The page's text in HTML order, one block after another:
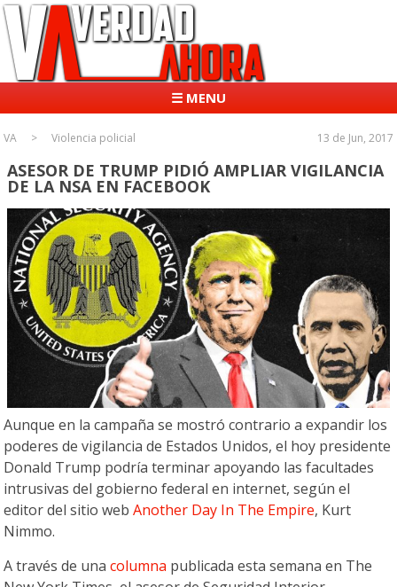
☰ MENU
VA Violencia policial 13 de Jun, 2017
ASESOR DE TRUMP PIDIÓ AMPLIAR VIGILANCIA
DE LA NSA EN FACEBOOK
Aunque en la campaña se mostró contrario a expandir los
poderes de vigilancia de Estados Unidos, el hoy presidente
Donald Trump podría terminar apoyando las facultades
intrusivas del gobierno federal en internet, según el
editor del sitio webAnother Day In The Empire, Kurt
Nimmo.
A través de unacolumna publicada esta semana en The